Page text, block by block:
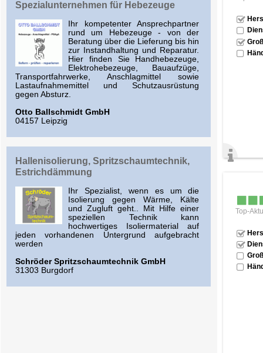
Spezialunternehmen für Hebezeuge
Ihr kompetenter Ansprechpartner
rund um Hebezeuge - von der
Beratung über die Lieferung bis hin
zur Instandhaltung und Reparatur.
Hier finden Sie Handhebezeuge,
Elektrohebezeuge, Bauaufzüge,
Transportfahrwerke, Anschlagmittel sowie
Lastaufnahmemittel und Schutzausrüstung
gegen Absturz.
Otto Ballschmidt GmbH
04157 Leipzig
Hallenisolierung, Spritzschaumtechnik,
Estrichdämmung
Ihr Spezialist, wenn es um die
Isolierung gegen Wärme, Kälte
und Zugluft geht.. Mit Hilfe einer
speziellen Technik kann
hochwertiges Isoliermaterial auf
jeden vorhandenen Untergrund aufgebracht
werden
Schröder Spritzschaumtechnik GmbH
31303 Burgdorf
Top-